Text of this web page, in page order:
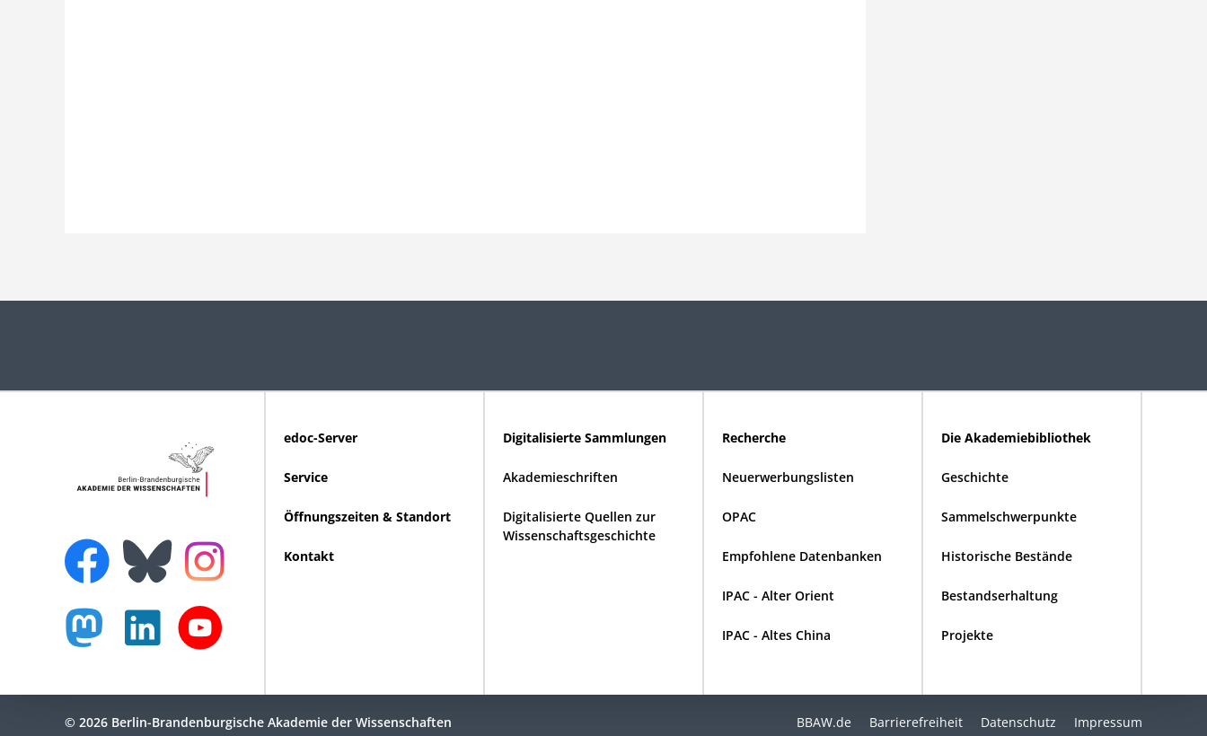
edoc-Server
Service
Öffnungszeiten & Standort
Kontakt
Digitalisierte Sammlungen
Akademieschriften
Digitalisierte Quellen zur
Wissenschaftsgeschichte
Recherche
Neuerwerbungslisten
OPAC
Empfohlene Datenbanken
IPAC - Alter Orient
IPAC - Altes China
Die Akademiebibliothek
Geschichte
Sammelschwerpunkte
Historische Bestände
Bestandserhaltung
Projekte
BBAW.de Barrierefreiheit Datenschutz Impressum
© 2026 Berlin-Brandenburgische Akademie der Wissenschaften